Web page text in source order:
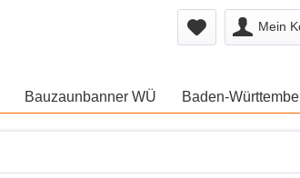
Mein
Bauzaunbanner WÜ Baden-